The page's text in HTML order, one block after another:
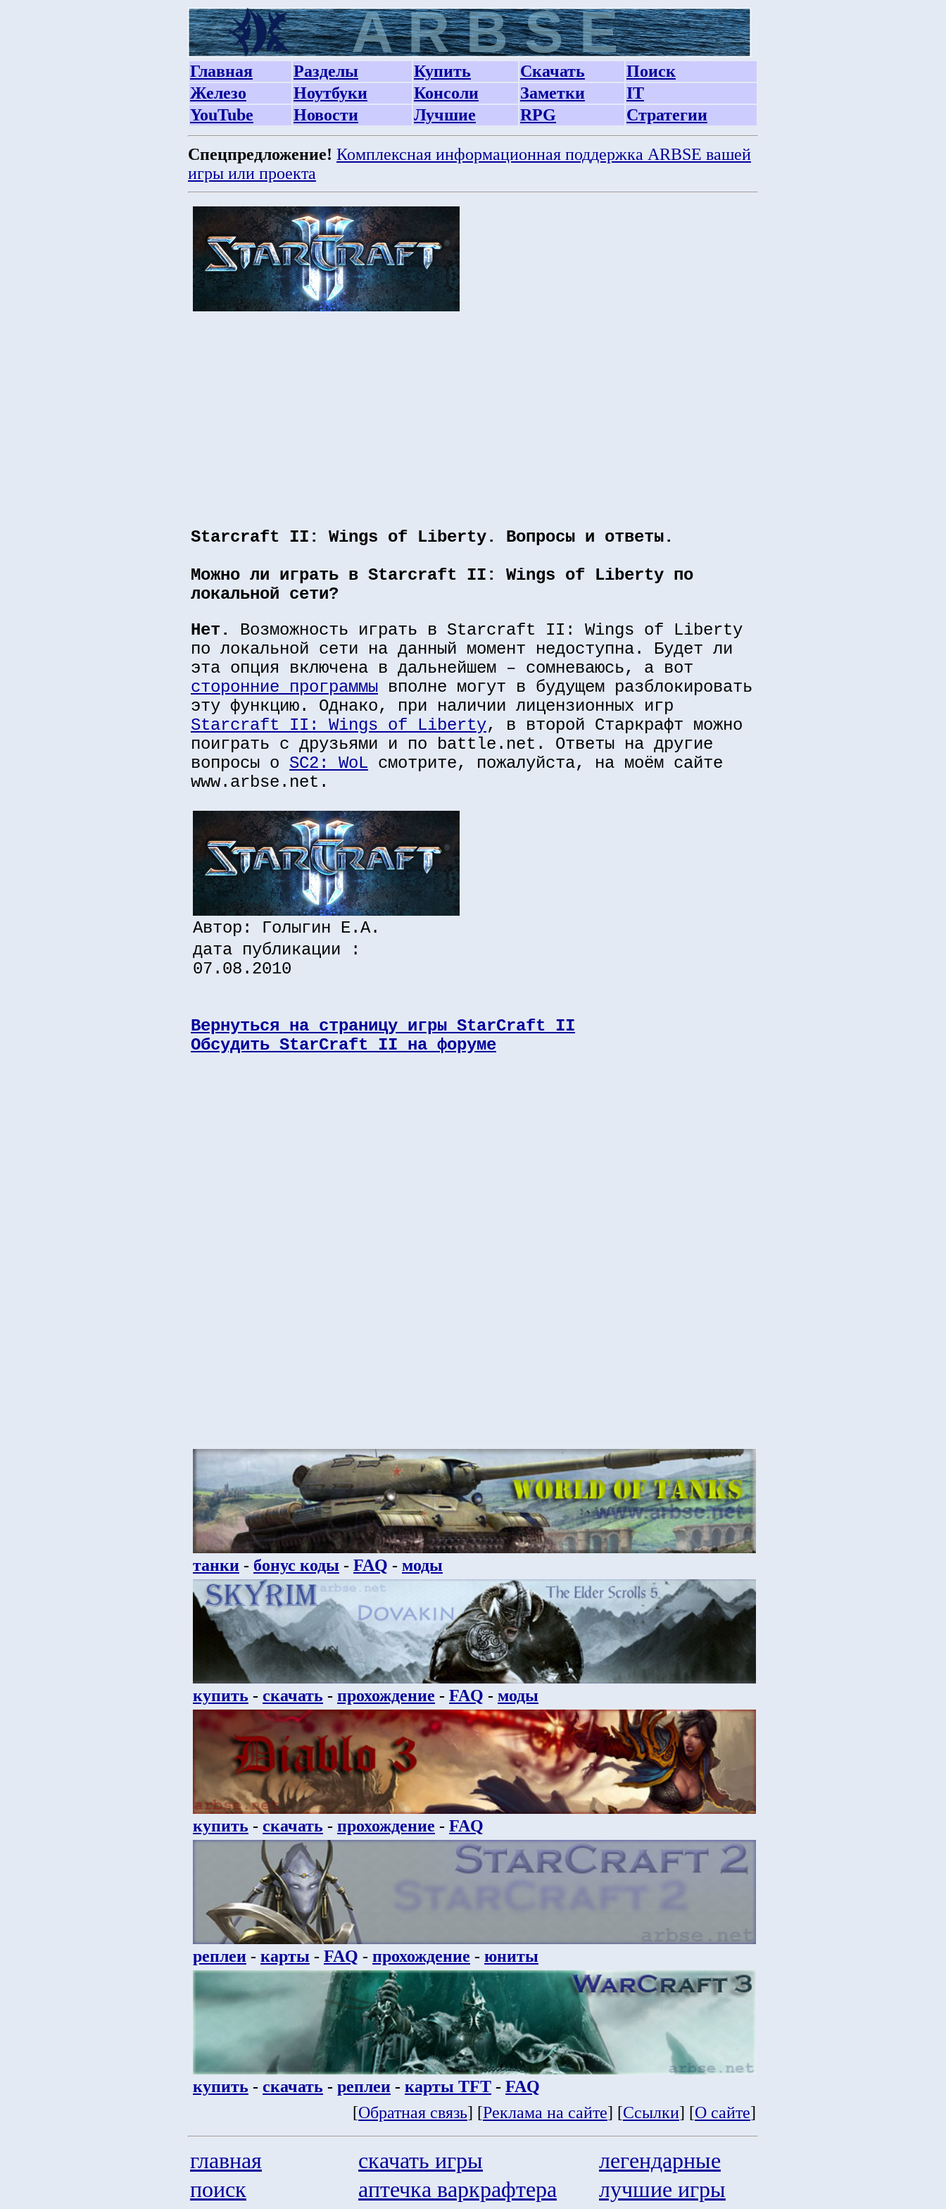
Главная Разделы Купить Скачать
Поиск
Железо
Ноутбуки Консоли Заметки
IT
YouTube
Новости Лучшие RPG Стратегии
Спецпредложение! Комплексная информационная поддержка ARBSE вашей
игры или проекта
Starcraft II: Wings of Liberty. Вопросы и ответы.
Можно ли играть в Starcraft II: Wings of Liberty по
локальной сети?
Нет.
Возможность играть в Starcraft II: Wings of Liberty
по локальной сети на данный момент недоступна. Будет ли
эта опция включена в дальнейшем – сомневаюсь, а вот
сторонние программы вполне могут в будущем разблокировать
эту функцию. Однако, при наличии лицензионных игр
Starcraft II: Wings of Liberty, в второй Старкрафт можно
поиграть с друзьями и по battle.net. Ответы на другие
вопросы о SC2: WoL смотрите, пожалуйста, на моём сайте
www.arbse.net.
Автор: Голыгин Е.А.
дата публикации :
07.08.2010
Вернуться на страницу игры StarCraft II
Обсудить StarCraft II на форуме
танки - бонус коды - FAQ - моды
купить - скачать - прохождение - FAQ - моды
купить - скачать - прохождение - FAQ
реплеи - карты - FAQ - прохождение - юниты
купить - скачать - реплеи - карты TFT - FAQ
[Обратная связь] [Реклама на сайте] [Ссылки] [О сайте]
главная скачать игры
легендарные
поиск
аптечка варкрафтера
лучшие игры